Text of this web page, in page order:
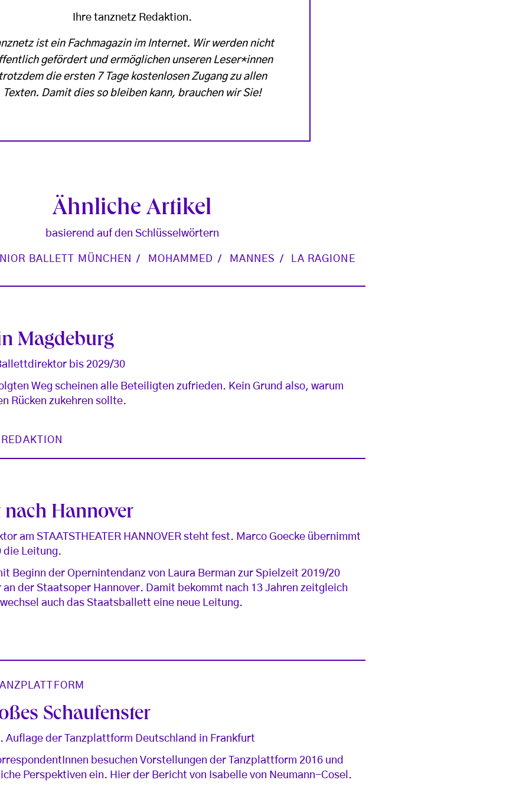
Ihre tanznetz Redaktion.
ist ein Fachmagazin im Internet. Wir werden nicht
gefördert und ermöglichen unseren Leser*innen
die ersten 7 Tage kostenlosen Zugang zu allen
Texten. Damit dies so bleiben kann, brauchen wir Sie!
Ähnliche Artikel
basierend auf den Schlüsselwörtern
BALLETT MÜNCHEN MOHAMMED MANNES LA RAGIONE
Magdeburg
bis 2029/30
Weg scheinen alle Beteiligten zufrieden. Kein Grund also, warum
Rücken zukehren sollte.
nach Hannover
am STAATSTHEATER HANNOVER steht fest. Marco Goecke übernimmt
die Leitung.
Beginn der Opernintendanz von Laura Berman zur Spielzeit 2019/20
der Staatsoper Hannover. Damit bekommt nach 13 Jahren zeitgleich
auch das Staatsballett eine neue Leitung.
Schaufenster
Auflage der Tanzplattform Deutschland in Frankfurt
besuchen Vorstellungen der Tanzplattform 2016 und
Perspektiven ein. Hier der Bericht von Isabelle von Neumann-Cosel.